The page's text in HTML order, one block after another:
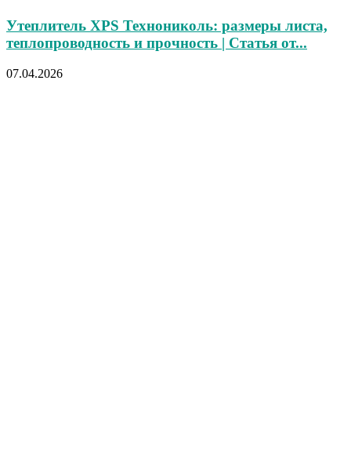
Утеплитель XPS Технониколь: размеры листа,
теплопроводность и прочность | Статья от...
07.04.2026